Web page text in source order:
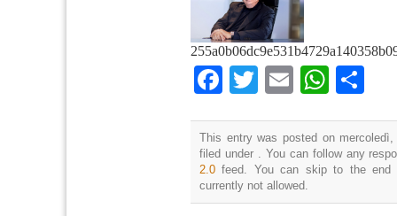
Facebook
TwitterEmail
This entry was posted on
filed under . You can follow any
2.0 feed. You can skip to the end
currently not allowed.